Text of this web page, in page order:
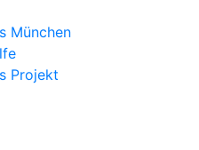
München
Projekt